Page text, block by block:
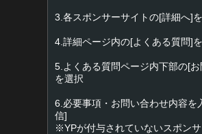
3.各スポンサーサイトの[詳細へ]
4.詳細ページ内の[よくある質問]
5.よくある質問ページ内下部の[
を選択
6.必要事項・お問い合わせ内容を
信]
※YPが付与されていないスポン